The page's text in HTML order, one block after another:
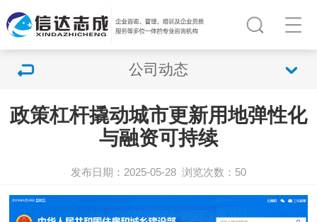
公司动态
政策杠杆撬动城市更新用地弹性化
与融资可持续
发布日期：2025-05-28 浏览次数： 50